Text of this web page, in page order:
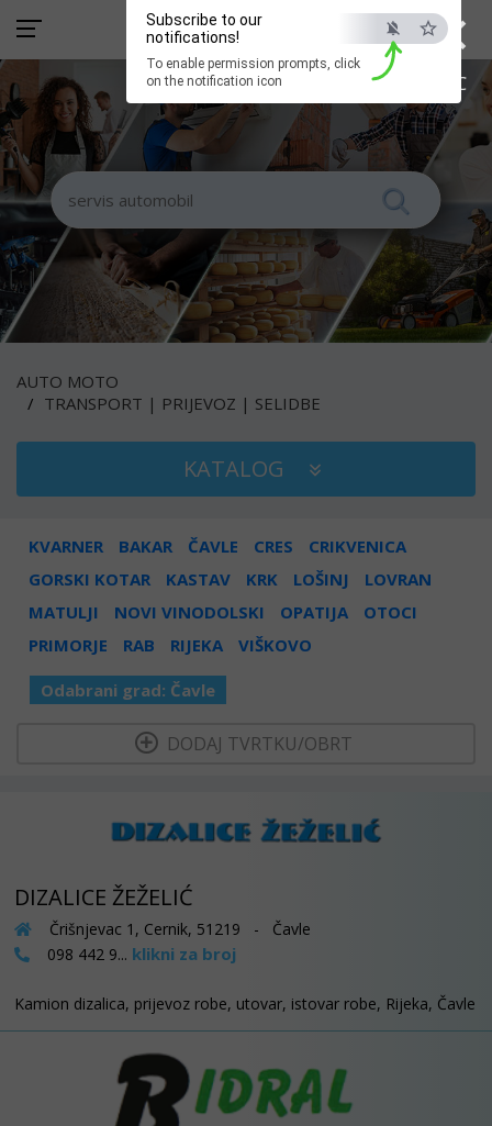
×
ESC
Subscribe to our
notifications!
To enable permission prompts, click
on the notification icon
AUTO MOTO
TRANSPORT | PRIJEVOZ | SELIDBE
KATALOG
KVARNER BAKAR ČAVLE CRES
CRIKVENICA
GORSKI KOTAR
KASTAV KRK LOŠINJ
LOVRAN
MATULJI
NOVI VINODOLSKI OPATIJA
OTOCI
PRIMORJE
RAB RIJEKA VIŠKOVO
Odabrani grad: Čavle
DODAJ TVRTKU/OBRT
DIZALICE ŽEŽELIĆ
Črišnjevac 1, Cernik, 51219 - Čavle
098 442 9... klikni za broj
Kamion dizalica, prijevoz robe, utovar, istovar robe, Rijeka, Čavle